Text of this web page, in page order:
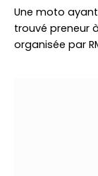
Une moto
trouvé preneur
organisée par